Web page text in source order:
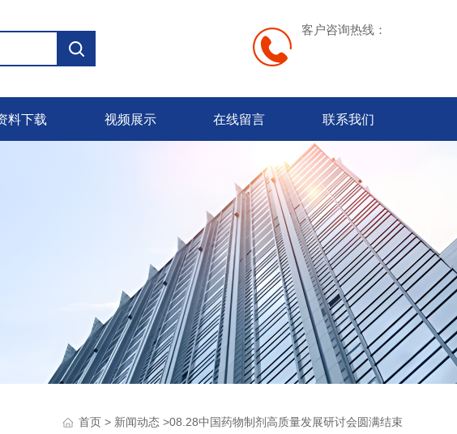
客户咨询热线：
料下载 视频展示 在线留言 联系我们
首页> 新闻动态>08.28中国药物制剂高质量发展研讨会圆满结束